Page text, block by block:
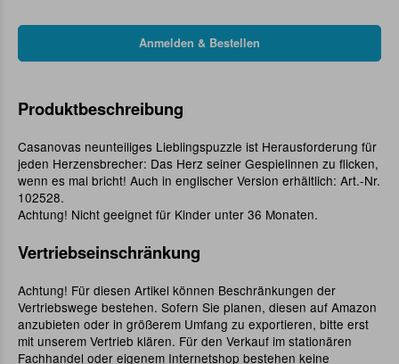
Produktbeschreibung
Casanovas neunteiliges Lieblingspuzzle ist Herausforderung für
jeden Herzensbrecher: Das Herz seiner Gespielinnen zu flicken,
wenn es mal bricht! Auch in englischer Version erhältlich: Art.-Nr.
102528.
Achtung! Nicht geeignet für Kinder unter 36 Monaten.
Vertriebseinschränkung
Achtung! Für diesen Artikel können Beschränkungen der
Vertriebswege bestehen. Sofern Sie planen, diesen auf Amazon
anzubieten oder in größerem Umfang zu exportieren, bitte erst
mit unserem Vertrieb klären. Für den Verkauf im stationären
Fachhandel oder eigenem Internetshop bestehen keine